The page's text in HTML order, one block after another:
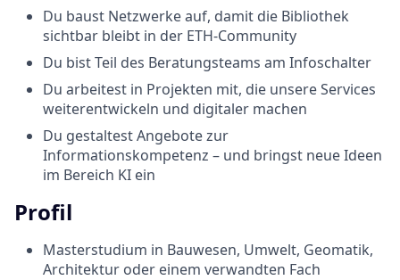
Du baust Netzwerke auf, damit die Bibliothek
sichtbar bleibt in der ETH-Community
Du bist Teil des Beratungsteams am Infoschalter
Du arbeitest in Projekten mit, die unsere Services
weiterentwickeln und digitaler machen
Du gestaltest Angebote zur
Informationskompetenz – und bringst neue Ideen
im Bereich KI ein
Profil
Masterstudium in Bauwesen, Umwelt, Geomatik,
Architektur oder einem verwandten Fach